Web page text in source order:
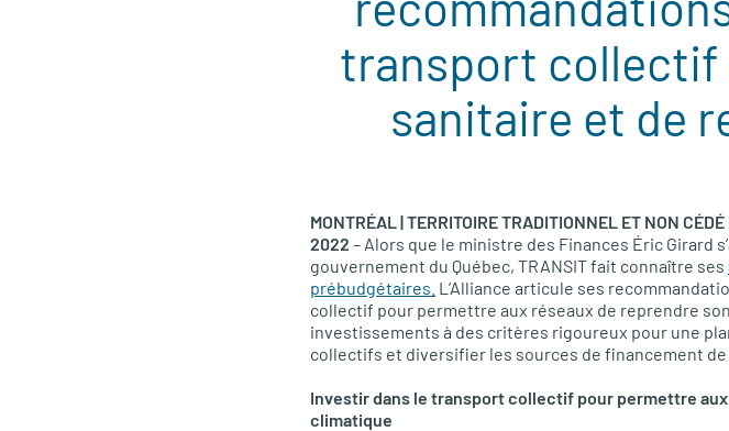
transport collectif
sanitaire et de
MONTRÉAL | TERRITOIRE TRADITIONNEL ET NON
2022 – Alors que le ministre des Finances Éric Girard
gouvernement du Québec, TRANSIT fait connaître ses
prébudgétaires. L’Alliance articule ses
collectif pour permettre aux réseaux de reprendre
investissements à des critères rigoureux pour une
collectifs et diversifier les sources de financement de
Investir dans le transport collectif pour permettre
climatique